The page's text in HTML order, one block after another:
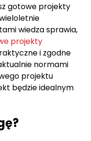
gotowe projekty
wiedza sprawia,
projekty
i zgodne
normami
projektu
będzie idealnym